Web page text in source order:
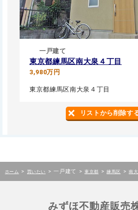
一戸建て
東京都練馬区南大泉４丁目
3,980万円
東京都練馬区南大泉４丁目
リストから削除す
ホーム > 買いたい > 一戸建て > 東京都 > 練馬区 > 南
みずほ不動産販売